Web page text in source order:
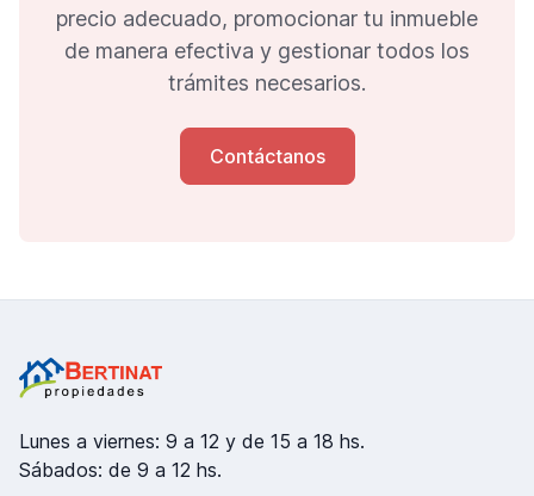
precio adecuado, promocionar tu inmueble
de manera efectiva y gestionar todos los
trámites necesarios.
Contáctanos
Lunes a viernes: 9 a 12 y de 15 a 18 hs.
Sábados: de 9 a 12 hs.